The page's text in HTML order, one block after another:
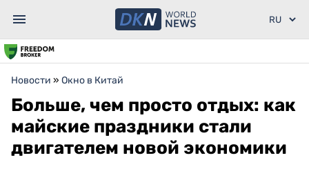
Новости » Окно в Китай
Больше, чем просто отдых: как
майские праздники стали
двигателем новой экономики